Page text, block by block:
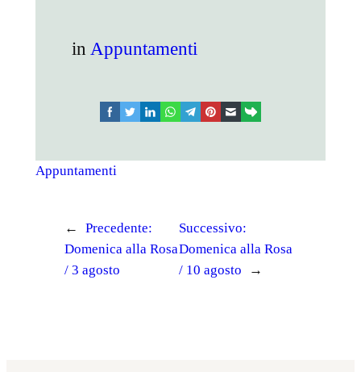
in Appuntamenti
facebooktwitterlinkedinwhatsapptelegram
pinterest email link
Appuntamenti
←
Precedente:
Domenica alla Rosa
/ 3 agosto
Successivo:
Domenica alla Rosa
/ 10 agosto
→